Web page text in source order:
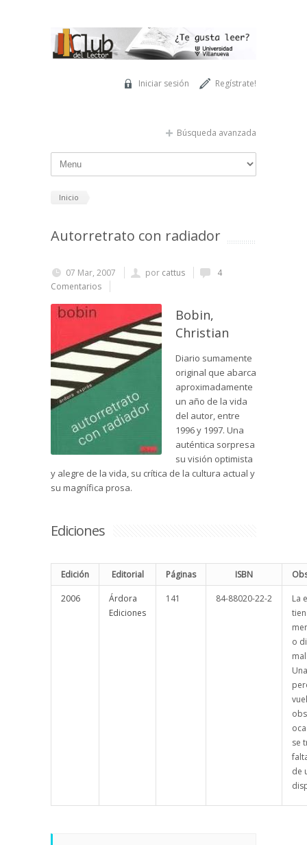
Regístrate!
Iniciar sesión
Búsqueda avanzada
Inicio
Autorretrato con radiador
07 Mar, 2007 por cattus
4
Comentarios
Bobin,
Christian
Diario sumamente
original que abarca
aproximadamente
un año de la vida
del autor, entre
1996 y 1997. Una
auténtica sorpresa
su visión optimista
y alegre de la vida, su crítica de la cultura actual y
su magnífica prosa.
Ediciones
Edición Editorial Páginas ISBN
2006
Árdora
Ediciones
141 84-88020-22-2
La
o
se
de